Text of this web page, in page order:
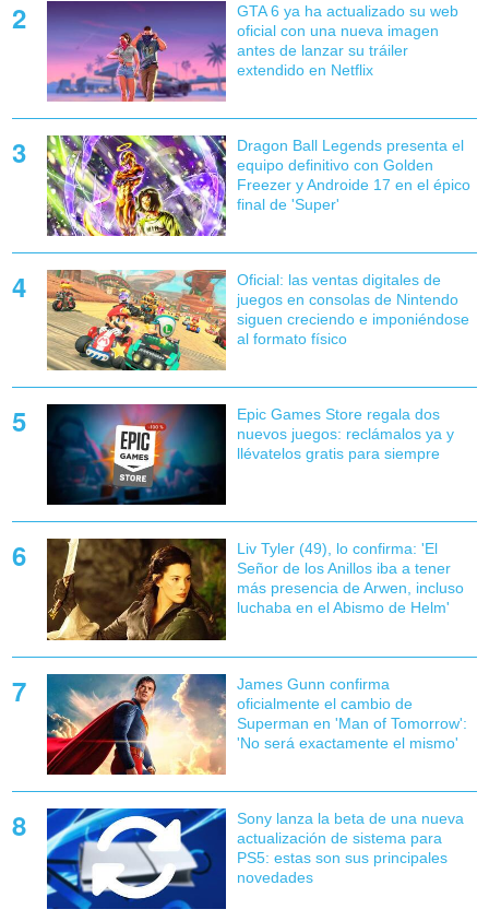
GTA 6 ya ha actualizado su web
oficial con una nueva imagen
antes de lanzar su tráiler
extendido en Netflix
Dragon Ball Legends presenta el
equipo definitivo con Golden
Freezer y Androide 17 en el épico
final de 'Super'
Oficial: las ventas digitales de
juegos en consolas de Nintendo
siguen creciendo e imponiéndose
al formato físico
Epic Games Store regala dos
nuevos juegos: reclámalos ya y
llévatelos gratis para siempre
Liv Tyler (49), lo confirma: 'El
Señor de los Anillos iba a tener
más presencia de Arwen, incluso
luchaba en el Abismo de Helm'
James Gunn confirma
oficialmente el cambio de
Superman en 'Man of Tomorrow':
'No será exactamente el mismo'
Sony lanza la beta de una nueva
actualización de sistema para
PS5: estas son sus principales
novedades